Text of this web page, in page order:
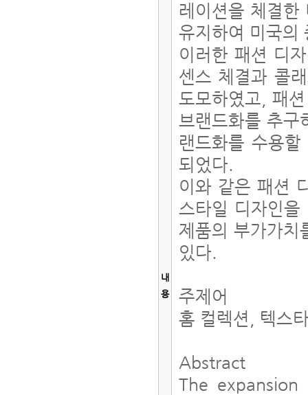
내
용
레이션을 체결한
유지하여 미국의
이러한 패션 디
센스 체결과 콜
도모하였고, 패
브랜드화를 추구
랜드화를 수용
되었다.
이와 같은 패션
스타일 디자인
제품의 부가가치
있다.
주제어
홈 컬렉션, 텍스
Abstract
The